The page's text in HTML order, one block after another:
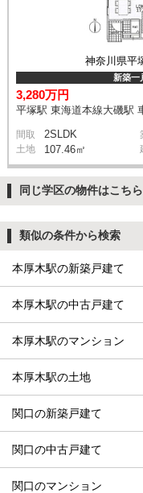
神奈川県平
新築一
3,280万円
平塚駅 東海道本線大磯駅
間取 2SLDK
土地 107.46㎡
同じ学区の物件はこちら
類似の条件から検索
本厚木駅の新築戸建て
本厚木駅の中古戸建て
本厚木駅のマンション
本厚木駅の土地
関口の新築戸建て
関口の中古戸建て
関口のマンション